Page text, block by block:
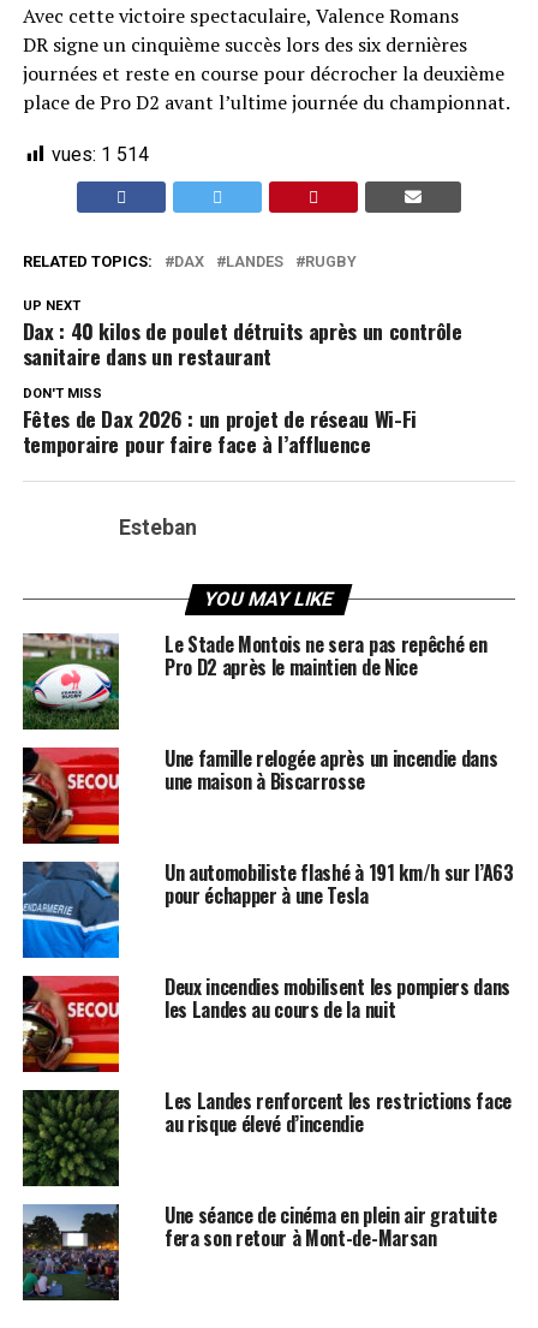
Avec cette victoire spectaculaire, Valence Romans
DR signe un cinquième succès lors des six dernières
journées et reste en course pour décrocher la deuxième
place de Pro D2 avant l’ultime journée du championnat.
vues: 1 514
RELATED TOPICS: DAX LANDES RUGBY
UP NEXT
Dax : 40 kilos de poulet détruits après un contrôle
sanitaire dans un restaurant
DON'T MISS
Fêtes de Dax 2026 : un projet de réseau Wi-Fi
temporaire pour faire face à l’affluence
Esteban
YOU MAY LIKE
Le Stade Montois ne sera pas repêché en
Pro D2 après le maintien de Nice
Une famille relogée après un incendie dans
une maison à Biscarrosse
Un automobiliste flashé à 191 km/h sur l’A63
pour échapper à une Tesla
Deux incendies mobilisent les pompiers dans
les Landes au cours de la nuit
Les Landes renforcent les restrictions face
au risque élevé d’incendie
Une séance de cinéma en plein air gratuite
fera son retour à Mont-de-Marsan